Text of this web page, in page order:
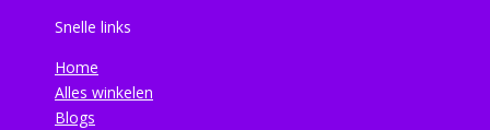
Snelle links
Home
Alles winkelen
Blogs